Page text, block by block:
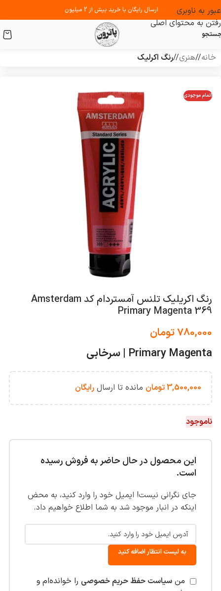
عبور به ناوبری
رفتن به محتوای اصلی
ارسال رایگان با خرید بیش از 2 میلیون
خانه/ هنری/ رنگ اکرلیک
اتمام موجودی
رنگ اکریلیک تلنس آمستردام کد Amsterdam
Primary Magenta 369
780,000تومان
Primary Magenta | سرخابی
3,500,000تومان مانده تا ارسال رایگان
ناموجود
این محصول در حال حاضر به فروش رسیده
است.
جای نگرانی نیست! ایمیل خود را وارد کنید، به محض
اینکه در انبار موجود شد به شما اطلاع خواهیم داد.
به لیست انتظار اضافه کنید
من سیاست حفظ حریم خصوصی را خوانده‌ام و